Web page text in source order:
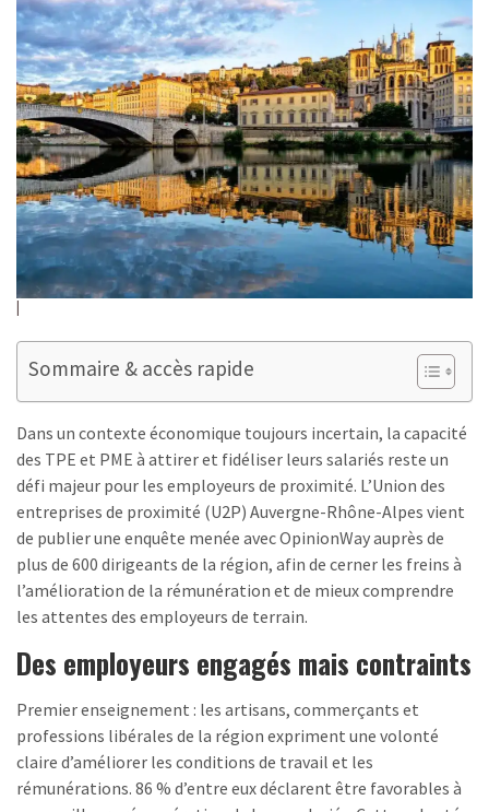
Sommaire & accès rapide
Dans un contexte économique toujours incertain, la capacité
des TPE et PME à attirer et fidéliser leurs salariés reste un
défi majeur pour les employeurs de proximité. L’Union des
entreprises de proximité (U2P) Auvergne-Rhône-Alpes vient
de publier une enquête menée avec OpinionWay auprès de
plus de 600 dirigeants de la région, afin de cerner les freins à
l’amélioration de la rémunération et de mieux comprendre
les attentes des employeurs de terrain.
Des employeurs engagés mais contraints
Premier enseignement : les artisans, commerçants et
professions libérales de la région expriment une volonté
claire d’améliorer les conditions de travail et les
rémunérations. 86 % d’entre eux déclarent être favorables à